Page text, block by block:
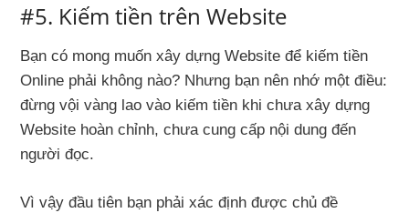
#5. Kiếm tiền trên Website
Bạn có mong muốn xây dựng Website để kiếm tiền
Online phải không nào? Nhưng bạn nên nhớ một điều:
đừng vội vàng lao vào kiếm tiền khi chưa xây dựng
Website hoàn chỉnh, chưa cung cấp nội dung đến
người đọc.
Vì vậy đầu tiên bạn phải xác định được chủ đề